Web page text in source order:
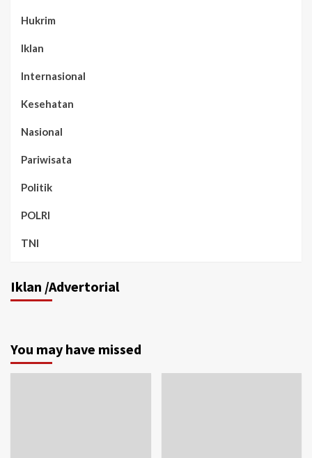
Hukrim
Iklan
Internasional
Kesehatan
Nasional
Pariwisata
Politik
POLRI
TNI
Iklan /Advertorial
You may have missed